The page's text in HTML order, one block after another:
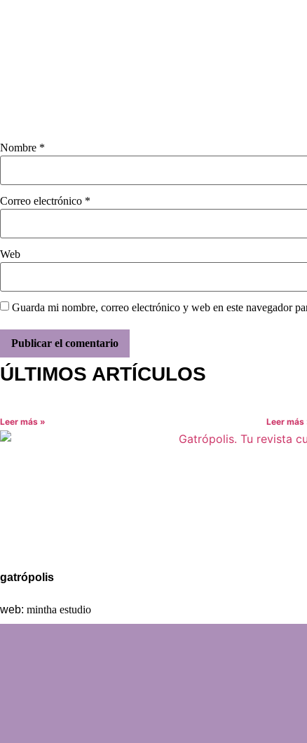
Nombre *
Correo electrónico *
Web
Guarda mi nombre, correo electrónico y web en este navegador
ÚLTIMOS ARTÍCULOS
Leer más » Leer más
gatrópolis
web: mintha estudio